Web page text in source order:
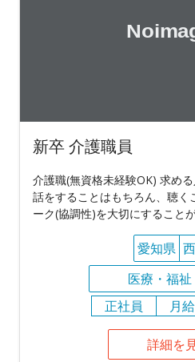
新卒 介護職員
介護職(無資格未経験OK) 求め
話をすることはもちろん、聴く
ーク(協調性)を大切にすること
愛知県
医療・福
正社員
月
詳細を